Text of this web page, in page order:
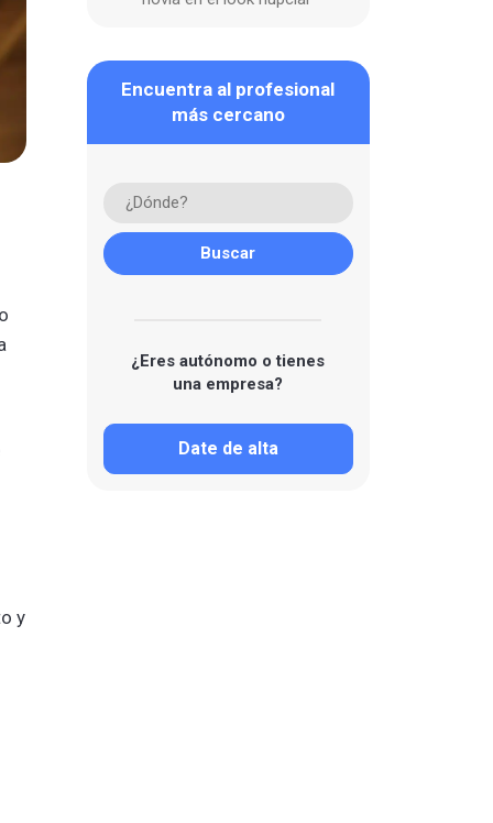
y
Encuentra al profesional
más cercano
¿Eres autónomo o tienes
una empresa?
Date de alta